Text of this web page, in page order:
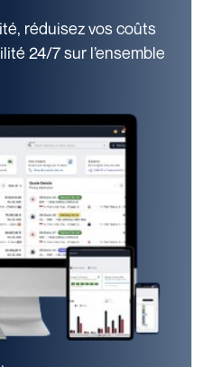
réduisez vos coûts
24/7sur l’ensemble